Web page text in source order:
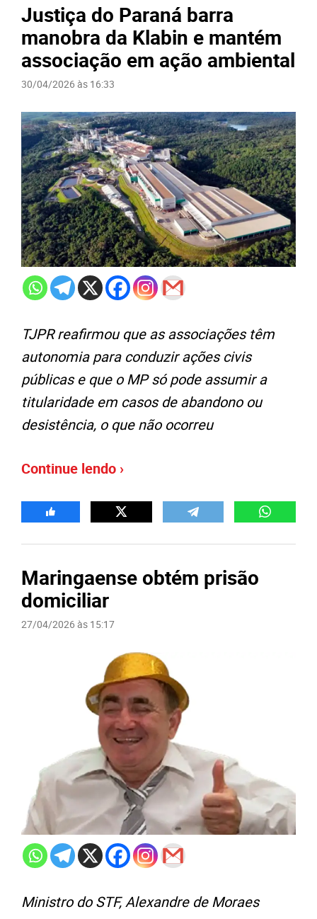
Justiça do Paraná barra
manobra da Klabin e mantém
associação em ação ambiental
30/04/2026 às 16:33
TJPR reafirmou que as associações têm
autonomia para conduzir ações civis
públicas e que o MP só pode assumir a
titularidade em casos de abandono ou
desistência, o que não ocorreu
Continue lendo ›
Maringaense obtém prisão
domiciliar
27/04/2026 às 15:17
Ministro do STF, Alexandre de Moraes